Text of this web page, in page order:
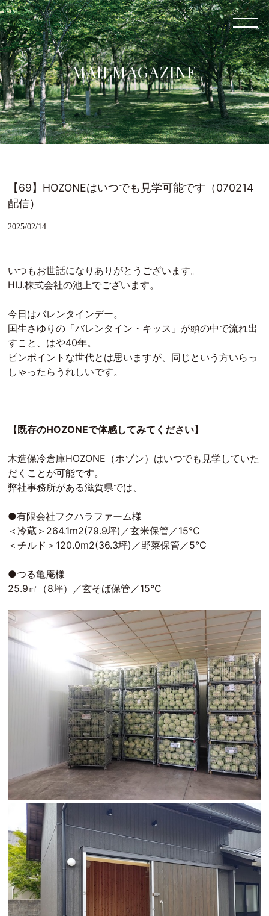
MAILMAGAZINE
【69】HOZONEはいつでも見学可能です（070214
配信）
2025/02/14
いつもお世話になりありがとうございます。
HIJ.株式会社の池上でございます。
今日はバレンタインデー。
国生さゆりの「バレンタイン・キッス」が頭の中で流れ出
すこと、はや40年。
ピンポイントな世代とは思いますが、同じという方いらっ
しゃったらうれしいです。
【既存のHOZONEで体感してみてください】
木造保冷倉庫HOZONE（ホゾン）はいつでも見学していた
だくことが可能です。
弊社事務所がある滋賀県では、
●有限会社フクハラファーム様
＜冷蔵＞264.1m2(79.9坪)／玄米保管／15℃
＜チルド＞120.0m2(36.3坪)／野菜保管／5℃
●つる亀庵様
25.9㎡（8坪）／玄そば保管／15°C